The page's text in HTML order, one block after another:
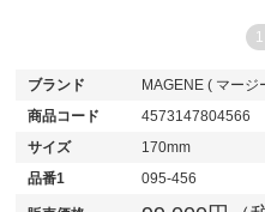
1
ブランド
MAGENE ( マージ
商品コード
4573147804566
サイズ
170mm
品番1
095-456